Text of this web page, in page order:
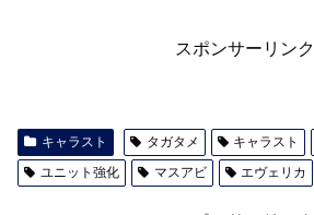
スポンサーリンク
キャラスト タガタメ キャラスト
ユニット強化
マスアビ エヴェリカ